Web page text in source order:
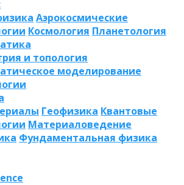
Аэрокосмические
Космология Планетология
и топология
моделирование
Геофизика Квантовые
Материаловедение
Фундаментальная физика